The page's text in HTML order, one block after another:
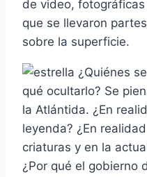
de video,
que se llevaron
sobre la superficie.
¿Quiénes
qué ocultarlo? Se
la Atlántida. ¿En
leyenda? ¿En
criaturas y en la
¿Por qué el gobierno